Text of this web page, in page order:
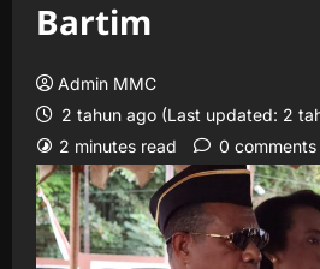
Bartim
Admin MMC
2 tahun ago (Last updated: 2
2 minutes read
0 comments